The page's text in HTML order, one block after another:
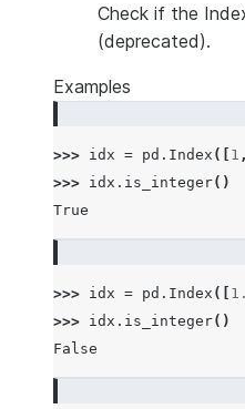
Check if the
(deprecated).
Examples
>>> idx = pd . Index ([ 1 ,
>>> idx . is_integer()
True
>>> idx = pd . Index ([
>>> idx . is_integer()
False